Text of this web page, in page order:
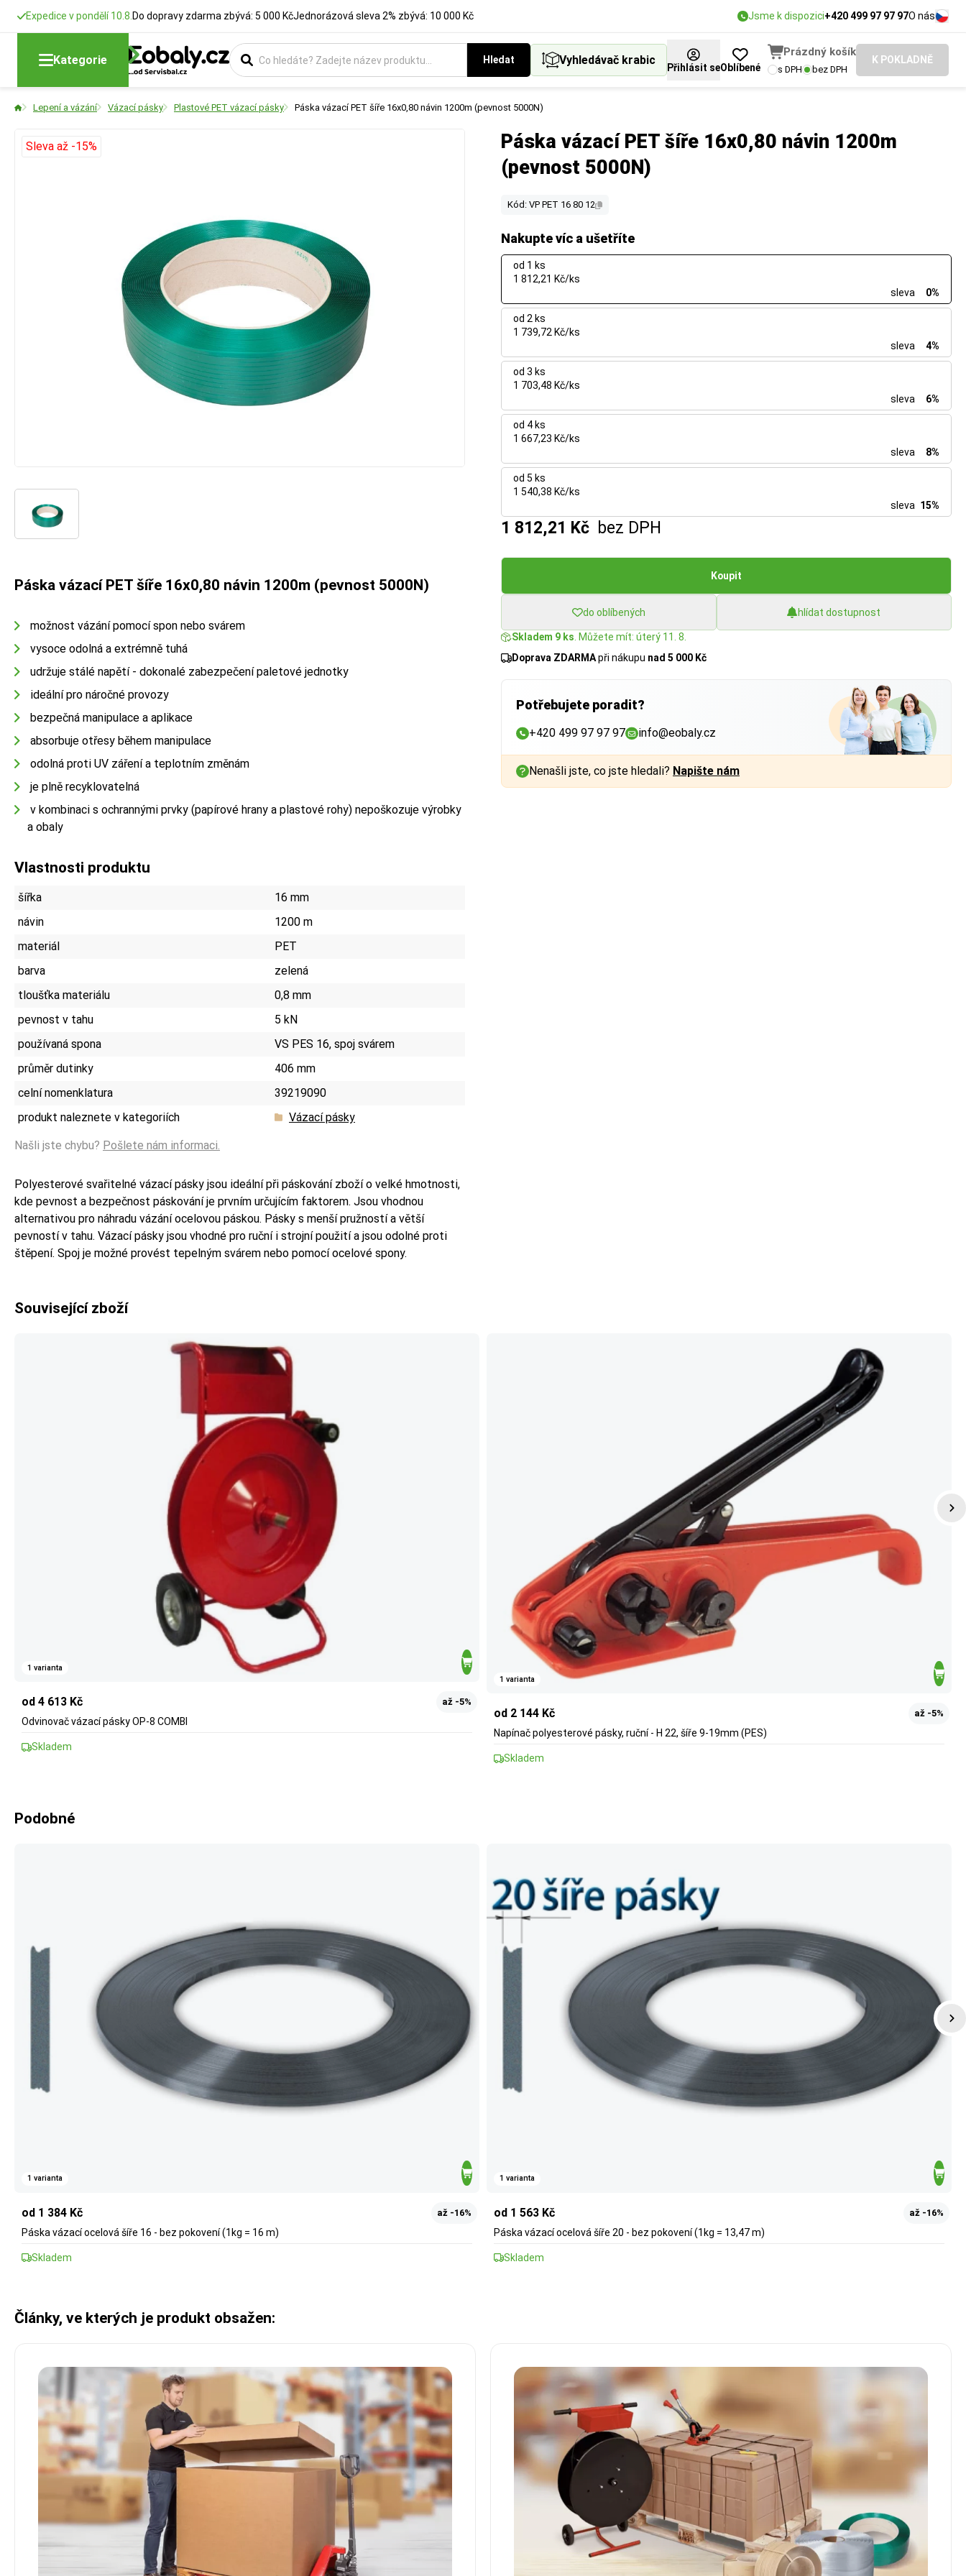
Expedice v pondělí 10.8. Do dopravy zdarma zbývá: 5 000 KčJednorázová sleva 2% zbývá: 10 000 Kč Jsme k dispozici+420 499 97 97 97O nás
Kategorie Hledat Vyhledávač krabic
Přihlásit seOblíbené
Prázdný košík
s DPH bez DPH
K POKLADNĚ
Lepení a vázání Vázací pásky Plastové PET vázací pásky Páska vázací PET šíře 16x0,80 návin 1200m (pevnost 5000N)
Páska vázací PET šíře 16x0,80 návin 1200m
(pevnost 5000N)
Kód: VP PET 16 80 12
Nakupte víc a ušetříte
od 1 ks
1 812,21 Kč/ks
sleva
0%
od 2 ks
1 739,72 Kč/ks
sleva
4%
od 3 ks
1 703,48 Kč/ks
sleva
6%
od 4 ks
1 667,23 Kč/ks
sleva
8%
od 5 ks
1 540,38 Kč/ks
sleva 15%
1 812,21 Kč bez DPH
Koupit
do oblíbených hlídat dostupnost
Skladem 9 ks . Můžete mít: úterý 11. 8.
Doprava ZDARMApři nákupu nad 5 000 Kč
Potřebujete poradit?
+420 499 97 97 97 info@eobaly.cz
Nenašli jste, co jste hledali? Napište nám
Sleva až -15%
Páska vázací PET šíře 16x0,80 návin 1200m (pevnost 5000N)
možnost vázání pomocí spon nebo svárem
vysoce odolná a extrémně tuhá
udržuje stálé napětí - dokonalé zabezpečení paletové jednotky
ideální pro náročné provozy
bezpečná manipulace a aplikace
absorbuje otřesy během manipulace
odolná proti UV záření a teplotním změnám
je plně recyklovatelná
v kombinaci s ochrannými prvky (papírové hrany a plastové rohy) nepoškozuje výrobky
a obaly
Vlastnosti produktu
šířka
16 mm
návin
1200 m
materiál
PET
barva
zelená
tloušťka materiálu
0,8 mm
pevnost v tahu
5 kN
používaná spona
VS PES 16, spoj svárem
průměr dutinky
406 mm
celní nomenklatura
39219090
produkt naleznete v kategoriích
Vázací pásky
Našli jste chybu? Pošlete nám informaci.
Polyesterové svařitelné vázací pásky jsou ideální při páskování zboží o velké hmotnosti,
kde pevnost a bezpečnost páskování je prvním určujícím faktorem. Jsou vhodnou
alternativou pro náhradu vázání ocelovou páskou. Pásky s menší pružností a větší
pevností v tahu. Vázací pásky jsou vhodné pro ruční i strojní použití a jsou odolné proti
štěpení. Spoj je možné provést tepelným svárem nebo pomocí ocelové spony.
Související zboží
1 varianta
od 4 613 Kč až -5%
Odvinovač vázací pásky OP-8 COMBI
Skladem
1 varianta
od 2 144 Kč až -5%
Napínač polyesterové pásky, ruční - H 22, šíře 9-19mm (PES)
Skladem
Podobné
1 varianta
od 1 384 Kč až -16%
Páska vázací ocelová šíře 16 - bez pokovení (1kg = 16 m)
Skladem
1 varianta
od 1 563 Kč až -16%
Páska vázací ocelová šíře 20 - bez pokovení (1kg = 13,47 m)
Skladem
Články, ve kterých je produkt obsažen: